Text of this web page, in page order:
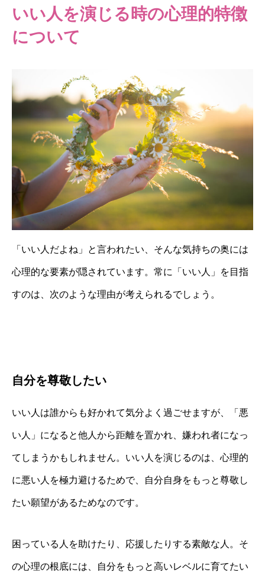
いい人を演じる時の心理的特徴
について
「いい人だよね」と言われたい、そんな気持ちの奥には
心理的な要素が隠されています。常に「いい人」を目指
すのは、次のような理由が考えられるでしょう。
自分を尊敬したい
いい人は誰からも好かれて気分よく過ごせますが、「悪
い人」になると他人から距離を置かれ、嫌われ者になっ
てしまうかもしれません。いい人を演じるのは、心理的
に悪い人を極力避けるためで、自分自身をもっと尊敬し
たい願望があるためなのです。
困っている人を助けたり、応援したりする素敵な人。そ
の心理の根底には、自分をもっと高いレベルに育てたい